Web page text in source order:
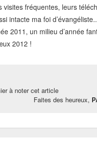
visites fréquentes, leurs
intacte ma foi
2011, un milieu d’année
2012 !
à noter cet article
Faites des heureux,